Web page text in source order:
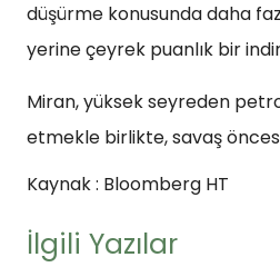
düşürme konusunda daha
yerine çeyrek puanlık bir
Miran, yüksek seyreden
etmekle birlikte, savaş
Kaynak : Bloomberg HT
İlgili Yazılar